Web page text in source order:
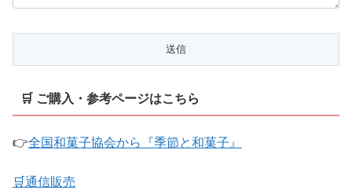
🛒 ご購入・参考ページはこちら
👉全国和菓子協会から『季節と和菓子』
🛒通信販売